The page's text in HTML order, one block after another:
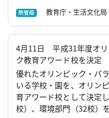
所管局 教育庁・生活文化局
4月11日 平成31年度オリ
ク教育アワード校を決定
優れたオリンピック・パ
いる学校・園を、オリン
育アワード校として決定
校）、環境部門（32校）